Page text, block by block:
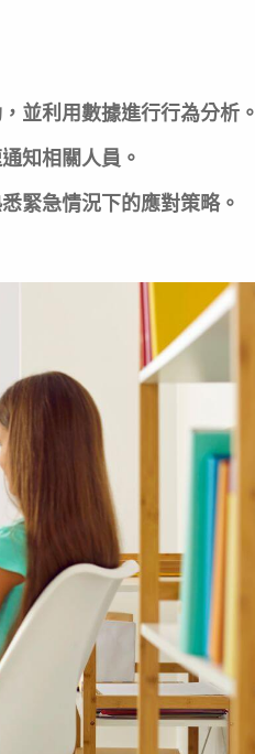
並利用數據進行行為分析。
知相關人員。
緊急情況下的應對策略。